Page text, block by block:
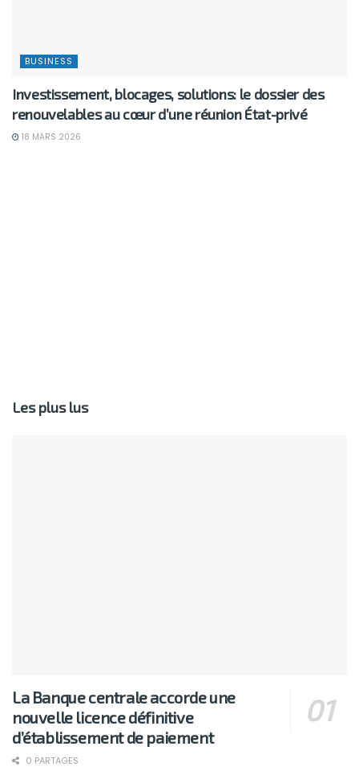
BUSINESS
Investissement, blocages, solutions: le dossier des
renouvelables au cœur d’une réunion État-privé
18 MARS 2026
Les plus lus
La Banque centrale accorde une
nouvelle licence définitive
d’établissement de paiement
0 PARTAGES